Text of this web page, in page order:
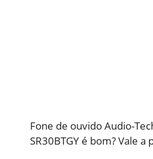
Fone de ouvido Audio-
SR30BTGY é bom? Vale a